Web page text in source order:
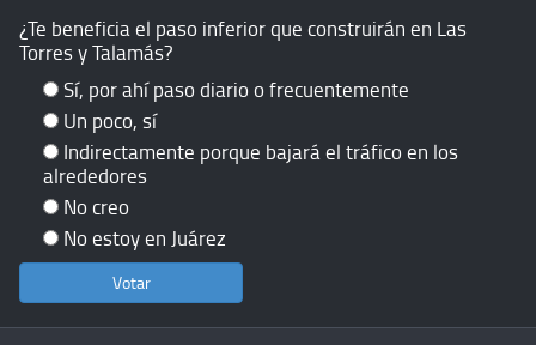
¿Te beneficia el paso inferior que construirán en Las
Torres y Talamás?
Sí, por ahí paso diario o frecuentemente
Un poco, sí
Indirectamente porque bajará el tráfico en los
alrededores
No creo
No estoy en Juárez